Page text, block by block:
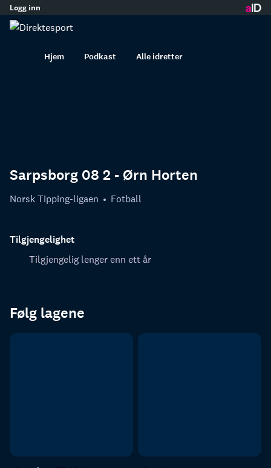
innhold
Logg inn
Hjem Podkast Alle idretter
Sarpsborg 08 2 - Ørn Horten
Norsk Tipping-ligaen Fotball
Tilgjengelighet
Tilgjengelig lenger enn ett år
Følg lagene